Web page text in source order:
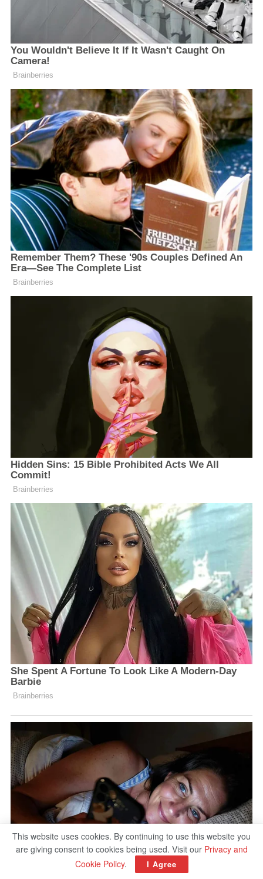
This website uses cookies. By continuing to use this website you
are giving consent to cookies being used. Visit our Privacy and
Cookie Policy. I Agree